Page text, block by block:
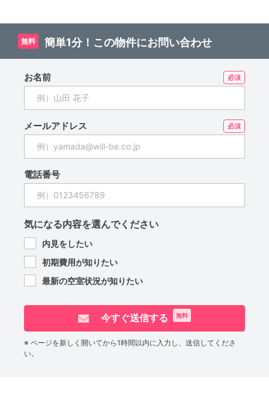
無料 簡単1分！この物件にお問い合わせ
お名前
メールアドレス
電話番号
気になる内容を選んでください
内見をしたい
初期費用が知りたい
最新の空室状況が知りたい
今すぐ送信する 無料
※ ページを新しく開いてから1時間以内に入力し、送信してくださ
い。